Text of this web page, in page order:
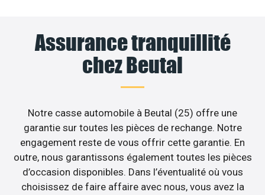
Assurance tranquillité
chez Beutal
Notre casse automobile à Beutal (25) offre une
garantie sur toutes les pièces de rechange. Notre
engagement reste de vous offrir cette garantie. En
outre, nous garantissons également toutes les pièces
d’occasion disponibles. Dans l’éventualité où vous
choisissez de faire affaire avec nous, vous avez la